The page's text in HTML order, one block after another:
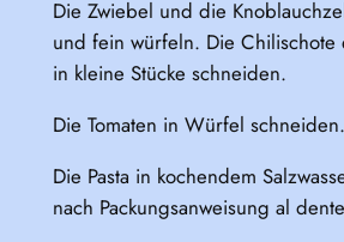
Die Zwiebel und die
und fein würfeln. Die Chilischote
in kleine Stücke schneiden.
Die Tomaten in Würfel schneiden.
Die Pasta in kochendem
nach Packungsanweisung al